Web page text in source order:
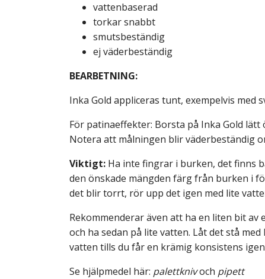
vattenbaserad
torkar snabbt
smutsbeständig
ej väderbeständig
BEARBETNING:
Inka Gold appliceras tunt, exempelvis
För patinaeffekter: Borsta på Inka Gold
Notera att målningen blir väderbeständig
Viktigt: Ha inte fingrar i burken, det finns
den önskade mängden färg från burken i
det blir torrt, rör upp det igen med lite
Rekommenderar även att ha en liten bit
och ha sedan på lite vatten. Låt det stå
vatten tills du får en krämig konsistens
Se hjälpmedel här: palettknivoch pipett